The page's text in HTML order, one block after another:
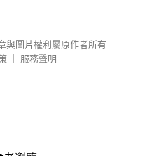
與圖片權利屬原作者所有
服務聲明